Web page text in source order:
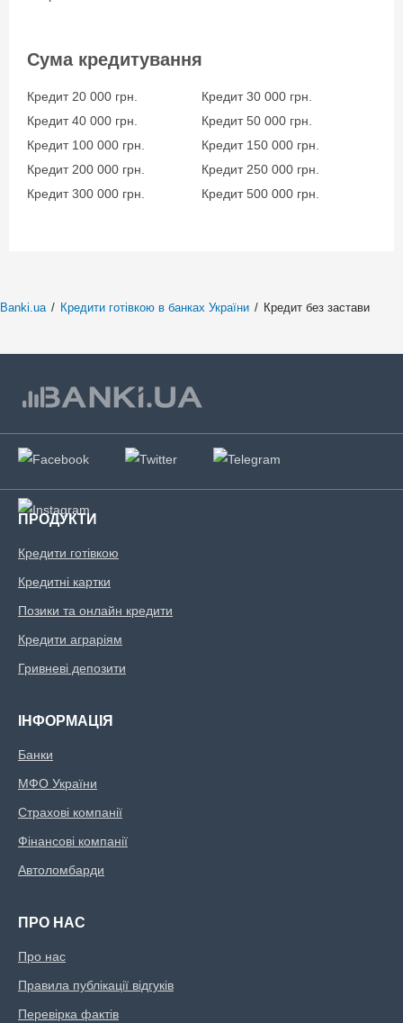
Сума кредитування
Кредит 20 000 грн.
Кредит 30 000 грн.
Кредит 40 000 грн.
Кредит 50 000 грн.
Кредит 100 000 грн.
Кредит 150 000 грн.
Кредит 200 000 грн.
Кредит 250 000 грн.
Кредит 300 000 грн.
Кредит 500 000 грн.
Banki.ua / Кредити готівкою в банках України / Кредит без застави
ПРОДУКТИ
Кредити готівкою
Кредитні картки
Позики та онлайн кредити
Кредити аграріям
Гривневі депозити
ІНФОРМАЦІЯ
Банки
МФО України
Страхові компанії
Фінансові компанії
Автоломбарди
ПРО НАС
Про нас
Правила публікації відгуків
Перевірка фактів